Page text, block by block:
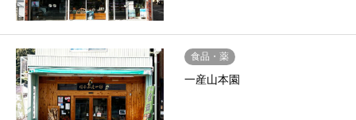
食品・薬
一産山本園